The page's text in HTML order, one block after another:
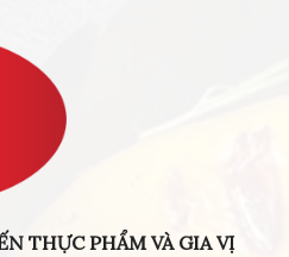
THỰC PHẨM VÀ GIA VỊ